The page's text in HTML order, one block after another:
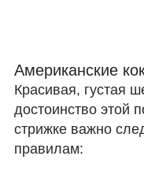
Американские
Красивая, густая
достоинство этой
стрижке важно
правилам: